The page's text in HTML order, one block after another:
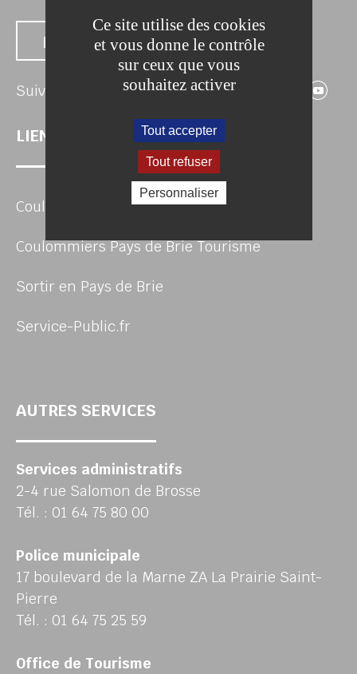
Nous contacter
Suivez-nous Suivez-nous
Suivez-
LIENS UTILES
Coulommiers Pays de Brie Agglomération
Coulommiers Pays de Brie Tourisme
Sortir en Pays de Brie
Service-Public.fr
AUTRES SERVICES
Services administratifs
2-4 rue Salomon de Brosse
Tél. : 01 64 75 80 00
Police municipale
17 boulevard de la Marne ZA La Prairie Saint-
Pierre
Tél. : 01 64 75 25 59
Office de Tourisme
Ce site utilise des cookies
et vous donne le contrôle
sur ceux que vous
souhaitez activer
Tout accepter
Tout refuser
Personnaliser